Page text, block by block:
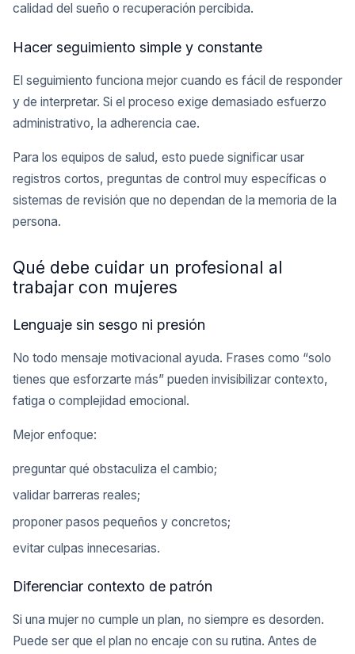
calidad del sueño o recuperación percibida.
Hacer seguimiento simple y constante
El seguimiento funciona mejor cuando es fácil de responder
y de interpretar. Si el proceso exige demasiado esfuerzo
administrativo, la adherencia cae.
Para los equipos de salud, esto puede significar usar
registros cortos, preguntas de control muy específicas o
sistemas de revisión que no dependan de la memoria de la
persona.
Qué debe cuidar un profesional al
trabajar con mujeres
Lenguaje sin sesgo ni presión
No todo mensaje motivacional ayuda. Frases como “solo
tienes que esforzarte más” pueden invisibilizar contexto,
fatiga o complejidad emocional.
Mejor enfoque:
preguntar qué obstaculiza el cambio;
validar barreras reales;
proponer pasos pequeños y concretos;
evitar culpas innecesarias.
Diferenciar contexto de patrón
Si una mujer no cumple un plan, no siempre es desorden.
Puede ser que el plan no encaje con su rutina. Antes de